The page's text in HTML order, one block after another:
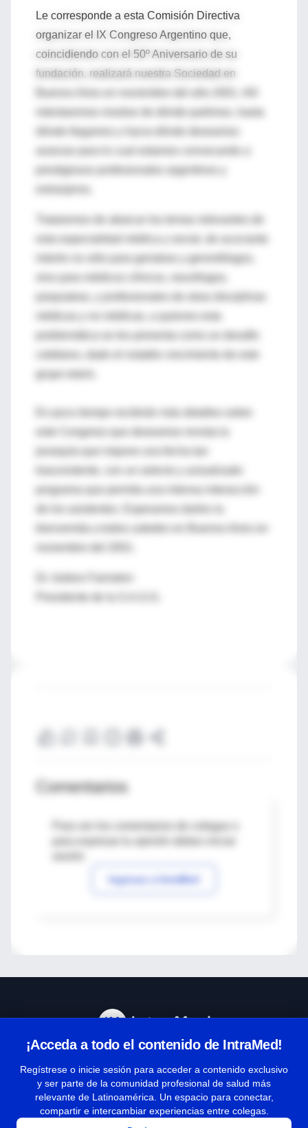
Le corresponde a esta Comisión Directiva
organizar el IX Congreso Argentino que,
coincidiendo con el 50º Aniversario de su
fundación, realizará nuestra Sociedad en
dónde llegamos y hacia dónde deseamos
prestigiosos profesionales argentinos y
interés no sólo para geriatras y gerontólogos,
sino para médicos clínicos, neurólogos,
grupo etario.
En poco tiempo recibirán más detalles sobre
este Congreso que deseamos revista la
jerarquía que impone una fecha tan
programa que permita una intensa interacción
Comentarios
Para ver los comentarios de colegas o
Ingresar a IntraMed
¡Acceda a todo el contenido de IntraMed!
Regístrese o inicie sesión para acceder a contenido exclusivo
y ser parte de la comunidad profesional de salud más
relevante de Latinoamérica. Un espacio para conectar,
compartir e intercambiar experiencias entre colegas.
Términos y condiciones
| Políticas de privacidad